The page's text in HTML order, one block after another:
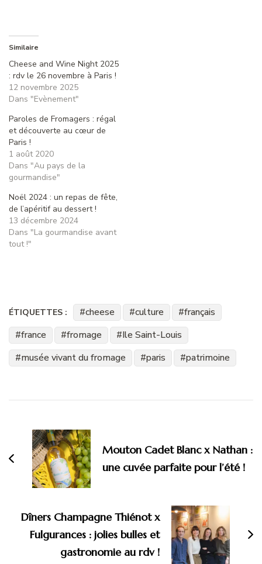
Similaire
Cheese and Wine Night 2025
: rdv le 26 novembre à Paris !
12 novembre 2025
Dans "Evènement"
Paroles de Fromagers : régal
et découverte au cœur de
Paris !
1 août 2020
Dans "Au pays de la
gourmandise"
Noël 2024 : un repas de fête,
de l’apéritif au dessert !
13 décembre 2024
Dans "La gourmandise avant
tout !"
ÉTIQUETTES : cheese culture
français
france
fromage
Ile Saint-Louis
musée vivant du fromage
paris patrimoine
d'article
Mouton Cadet Blanc x Nathan :
une cuvée parfaite pour l’été !
Dîners Champagne Thiénot x
Fulgurances : jolies bulles et
gastronomie au rdv !